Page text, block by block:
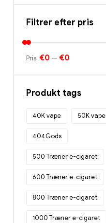
Filtrer efter pris
Pris: €0 — €0
Produkt tags
40K vape 50K vape
404Gods
500 Træner e-cigaret
600 Træner e-cigaret
800 Træner e-cigaret
1000 Træner e-cigaret